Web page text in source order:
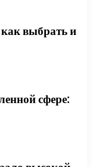
выбрать и
сфере: